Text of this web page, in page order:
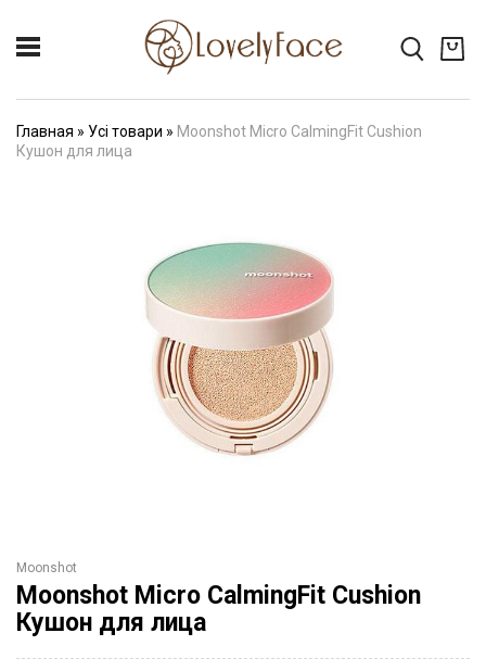
Главная » Усі товари » Moonshot Micro CalmingFit Cushion
Кушон для лица
Moonshot
Moonshot Micro CalmingFit Cushion
Кушон для лица